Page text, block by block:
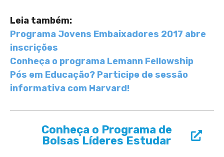
Leia também:
Programa Jovens Embaixadores 2017 abre
inscrições
Conheça o programa Lemann Fellowship
Pós em Educação? Participe de sessão
informativa com Harvard!
Conheça o Programa de
Bolsas Líderes Estudar